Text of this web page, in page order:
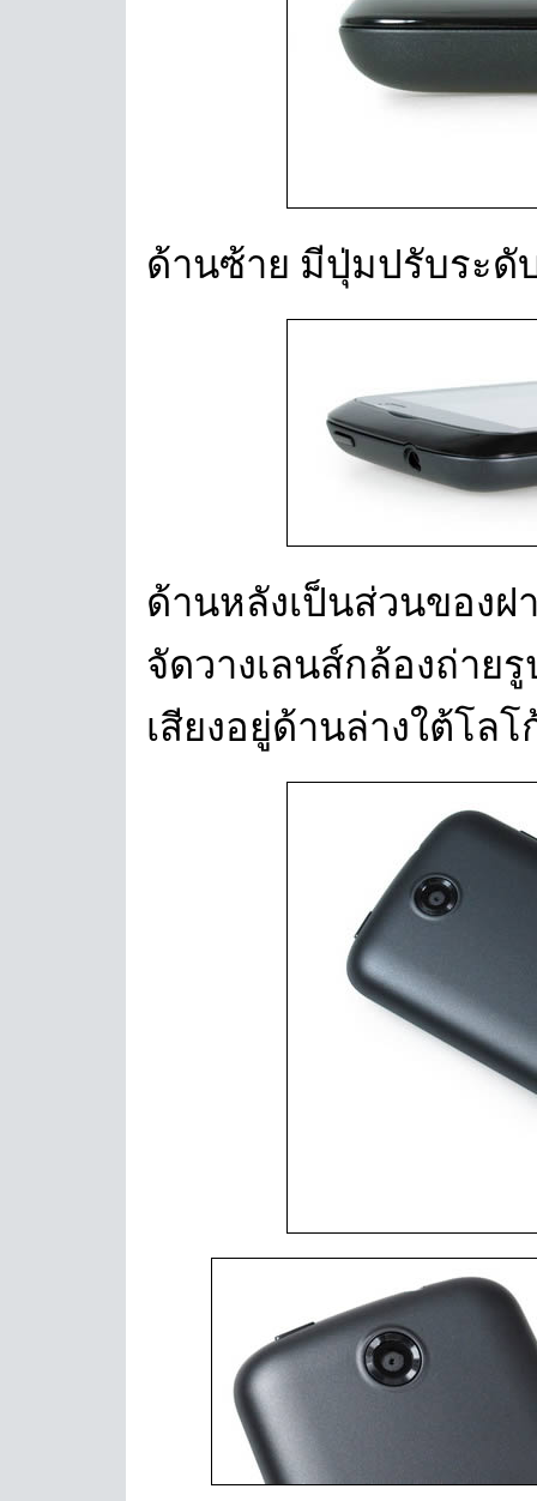
ด้านซ้าย มีปุ่มปรับระดั
ด้านหลังเป็นส่วนของ
จัดวางเลนส์กล้องถ่าย
เสียงอยู่ด้านล่างใต้โลโ